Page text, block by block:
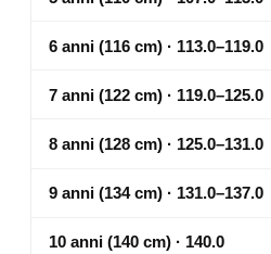
6 anni (116 cm) · 113.0–119.0
7 anni (122 cm) · 119.0–125.0
8 anni (128 cm) · 125.0–131.0
9 anni (134 cm) · 131.0–137.0
10 anni (140 cm) · 140.0